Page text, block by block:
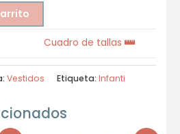
Cuadro de tallas
Vestidos Etiqueta: Infanti